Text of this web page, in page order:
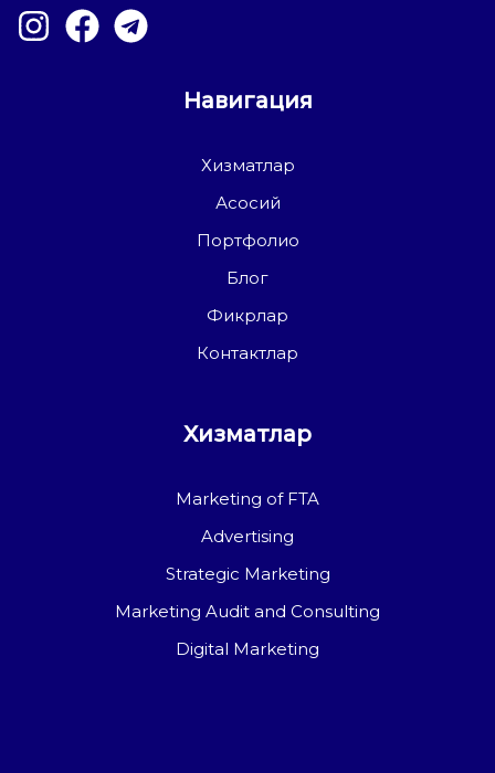
Навигация
Хизматлар
Асосий
Портфолио
Блог
Фикрлар
Контактлар
Хизматлар
Marketing of FTA
Advertising
Strategic Marketing
Marketing Audit and Consulting
Digital Marketing